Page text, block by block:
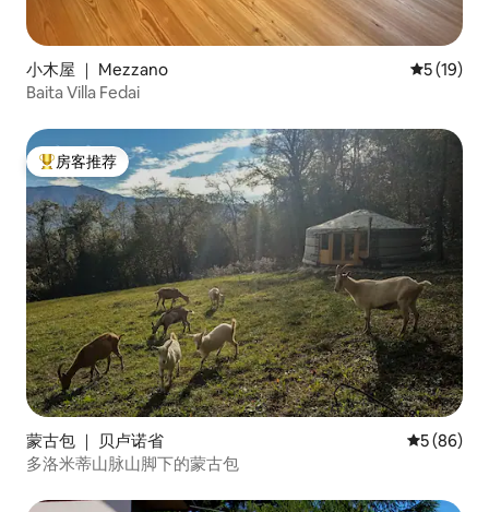
小木屋 ｜ Mezzano 平均评分
5 (19)
Baita Villa Fedai
热门「房客推荐」
房客推荐
蒙古包 ｜ 贝卢诺省 平均评分
5 (86)
多洛米蒂山脉山脚下的蒙古包